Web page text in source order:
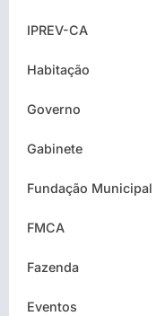
IPREV-CA
Habitação
Governo
Gabinete
Fundação Municipal
FMCA
Fazenda
Eventos